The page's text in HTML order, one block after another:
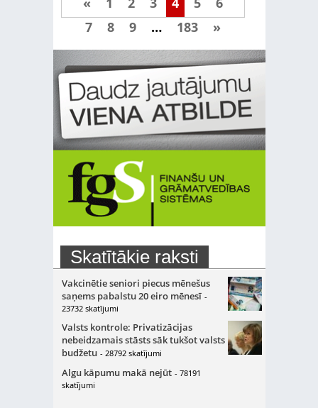
7
8 9 … 183 »
Skatītākie raksti
Vakcinētie seniori piecus mēnešus
saņems pabalstu 20 eiro mēnesī -
23732 skatījumi
Valsts kontrole: Privatizācijas
nebeidzamais stāsts sāk tukšot valsts
budžetu - 28792 skatījumi
Algu kāpumu makā nejūt - 78191
skatījumi